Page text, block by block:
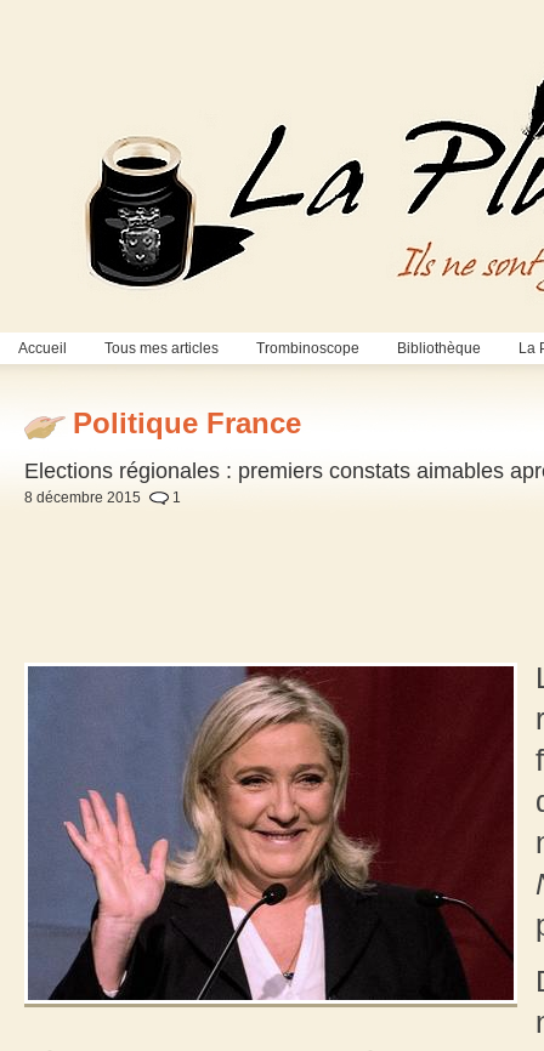
Accueil Tous mes articles Trombinoscope Bibliothèque La
Politique France
Elections régionales : premiers constats aimables
8 décembre 2015 1